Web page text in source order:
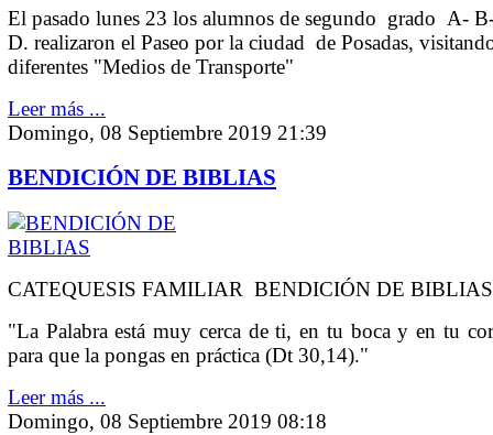
El pasado lunes 23 los alumnos de segundo grado A-
D. realizaron el Paseo por la ciudad de Posadas,
diferentes "Medios de Transporte"
Leer más ...
Domingo, 08 Septiembre 2019 21:39
BENDICIÓN DE BIBLIAS
CATEQUESIS FAMILIAR BENDICIÓN DE BIBLIAS
"La Palabra está muy cerca de ti, en tu boca y en tu
para que la pongas en práctica (Dt 30,14)."
Leer más ...
Domingo, 08 Septiembre 2019 08:18